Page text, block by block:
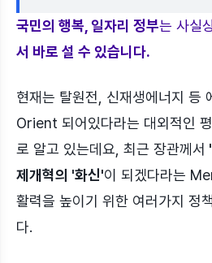
국민의 행복, 일자리 정부는 사실
서 바로 설 수 있습니다.
현재는 탈원전, 신재생에너지 등
Orient 되어있다라는 대외적인
로 알고 있는데요, 최근 장관께서
제개혁의 '화신'이 되겠다라는
활력을 높이기 위한 여러가지 정
다.